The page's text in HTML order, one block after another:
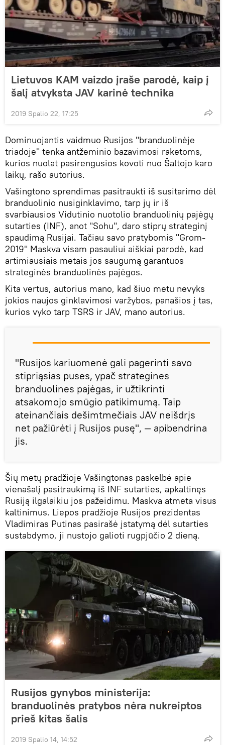
Lietuvos KAM vaizdo įraše parodė, kaip į
šalį atvyksta JAV karinė technika
2019 Spalio 22, 17:25
Dominuojantis vaidmuo Rusijos "branduolinėje
triadoje" tenka antžeminio bazavimosi raketoms,
kurios nuolat pasirengusios kovoti nuo Šaltojo karo
laikų, rašo autorius.
Vašingtono sprendimas pasitraukti iš susitarimo dėl
branduolinio nusiginklavimo, tarp jų ir iš
svarbiausios Vidutinio nuotolio branduolinių pajėgų
sutarties (INF), anot "Sohu", daro stiprų strateginį
spaudimą Rusijai. Tačiau savo pratybomis "Grom-
2019" Maskva visam pasauliui aiškiai parodė, kad
artimiausiais metais jos saugumą garantuos
strateginės branduolinės pajėgos.
Kita vertus, autorius mano, kad šiuo metu nevyks
jokios naujos ginklavimosi varžybos, panašios į tas,
kurios vyko tarp TSRS ir JAV, mano autorius.
"Rusijos kariuomenė gali pagerinti savo
stipriąsias puses, ypač strategines
branduolines pajėgas, ir užtikrinti
atsakomojo smūgio patikimumą. Taip
ateinančiais dešimtmečiais JAV neišdrįs
net pažiūrėti į Rusijos pusę", — apibendrina
jis.
Šių metų pradžioje Vašingtonas paskelbė apie
vienašalį pasitraukimą iš INF sutarties, apkaltinęs
Rusiją ilgalaikiu jos pažeidimu. Maskva atmeta visus
kaltinimus. Liepos pradžioje Rusijos prezidentas
Vladimiras Putinas pasirašė įstatymą dėl sutarties
sustabdymo, ji nustojo galioti rugpjūčio 2 dieną.
Rusijos gynybos ministerija:
branduolinės pratybos nėra nukreiptos
prieš kitas šalis
2019 Spalio 14, 14:52